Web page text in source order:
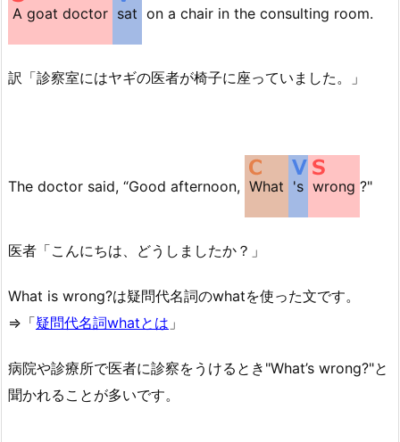
ー
A goat doctor sat on a chair in the consulting room.
訳「診察室にはヤギの医者が椅子に座っていました。」
The doctor said, “Good afternoon, What 's wrong ?"
医者「こんにちは、どうしましたか？」
What is wrong?は疑問代名詞のwhatを使った文です。
⇒「疑問代名詞whatとは 」
病院や診療所で医者に診察をうけるとき"What’s wrong?"と
聞かれることが多いです。